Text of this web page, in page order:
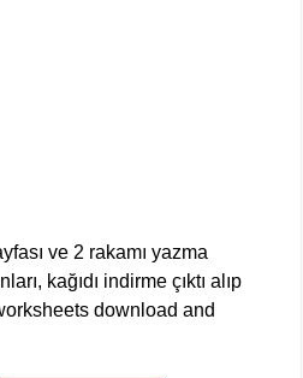
ve 2 rakamı yazma
kağıdı indirme çıktı alıp
download and